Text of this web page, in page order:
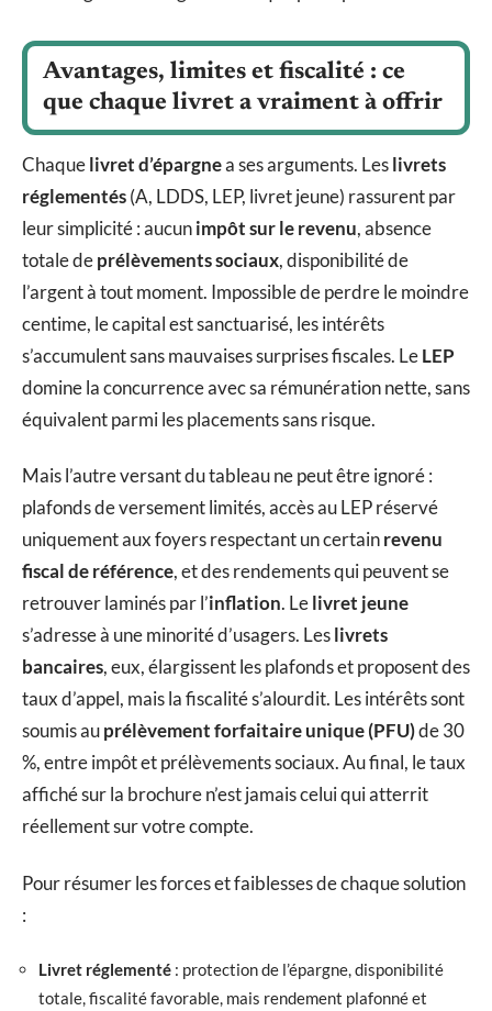
Avantages, limites et fiscalité : ce
que chaque livret a vraiment à offrir
Chaquelivret d’épargnea ses arguments. Leslivrets
réglementés(A, LDDS, LEP, livret jeune) rassurent par
leur simplicité : aucunimpôt sur le revenu, absence
totale deprélèvements sociaux, disponibilité de
l’argent à tout moment. Impossible de perdre le moindre
centime, le capital est sanctuarisé, les intérêts
s’accumulent sans mauvaises surprises fiscales. LeLEP
domine la concurrence avec sa rémunération nette, sans
équivalent parmi les placements sans risque.
Mais l’autre versant du tableau ne peut être ignoré :
plafonds de versement limités, accès au LEP réservé
uniquement aux foyers respectant un certainrevenu
fiscal de référence, et des rendements qui peuvent se
retrouver laminés par l’inflation. Lelivret jeune
s’adresse à une minorité d’usagers. Leslivrets
bancaires, eux, élargissent les plafonds et proposent des
taux d’appel, mais la fiscalité s’alourdit. Les intérêts sont
soumis auprélèvement forfaitaire unique (PFU)de 30
%, entre impôt et prélèvements sociaux. Au final, le taux
affiché sur la brochure n’est jamais celui qui atterrit
réellement sur votre compte.
Pour résumer les forces et faiblesses de chaque solution
:
Livret réglementé : protection de l’épargne, disponibilité
totale, fiscalité favorable, mais rendement plafonné et